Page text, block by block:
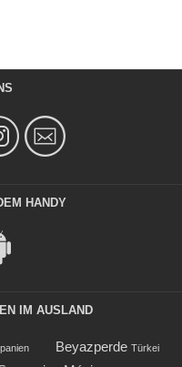
HANDY
IM AUSLAND
Beyazperde Türkei